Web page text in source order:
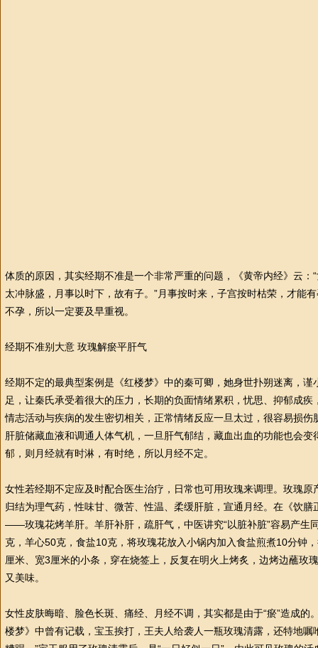
体质的原因，其实经期不准是一个非常严重的问题，《黄帝内经》云：
太冲脉盛，月事以时下，故有子。”月事按时来，子宫按时枯荣，才能
不孕，所以一定要及早重视。
经期不准别大意 玫瑰解瘀平肝气
经期不定的最典型案例是《红楼梦》中的秦可卿，她身世扑朔迷离，谨
足，让秦氏承受着很大的压力，长期的负面情绪累积，忧思、抑郁成疾
情志活动与疾病的发生密切相关，正常情绪反应一旦太过，很容易损伤
肝脏储藏血液和调通人体气机，一旦肝气郁结，藏血出血的功能也会
郁，则月经就有时淋，有时绝，所以月经不定。
女性若经期不定应及时配合医生治疗 ，日常也可用玫瑰来调理。玫瑰
归结为理气药，性味甘、微苦、性温、柔缓肝脏，宣通月经。在《饮膳
——玫瑰花烤羊肝。羊肝补肝，疏肝气， 中医讲究“以脏补脏”容易产生
克，羊心50克，食盐10克，将玫瑰花放入小锅内加入食盐煎煮10分钟
厘米、宽3厘米的小条，穿在烧签上，反复在明火上烤炙，边烤边蘸玫
又美味。
女性皮肤晦暗、脸色长斑、痛经、月经不调，其实都是由于“瘀”造成的
楼梦》中曾有记载，宝玉挨打，王夫人给袭人一瓶玫瑰清露，还特地嘱